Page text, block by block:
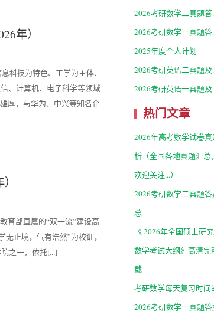
年）
科技为特色、工学为主体、
、计算机、电子科学等领域
厚，与华为、中兴等知名企
育部直属的“双一流”建设高
止境，气有浩然”为校训，
之一，依托[...]
2026考研数学二真题答
2026考研数学一真题答
2025年度个人计划
2026考研英语二真题及
2026考研英语一真题及
热门文章
2026年高考数学试卷
析（全国各地真题汇总
欢迎关注...）
2026考研数学二真题
总
《 2026年全国硕士研
数学考试大纲》高清完
载
考研数学每天复习时间
2026考研数学一真题